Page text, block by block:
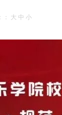
： 大 中 小